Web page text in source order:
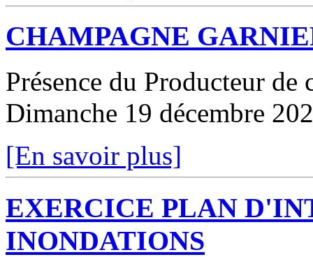
CHAMPAGNE
Présence du Producteur
Dimanche 19 décembre
[En savoir plus]
EXERCICE PLAN
INONDATIONS